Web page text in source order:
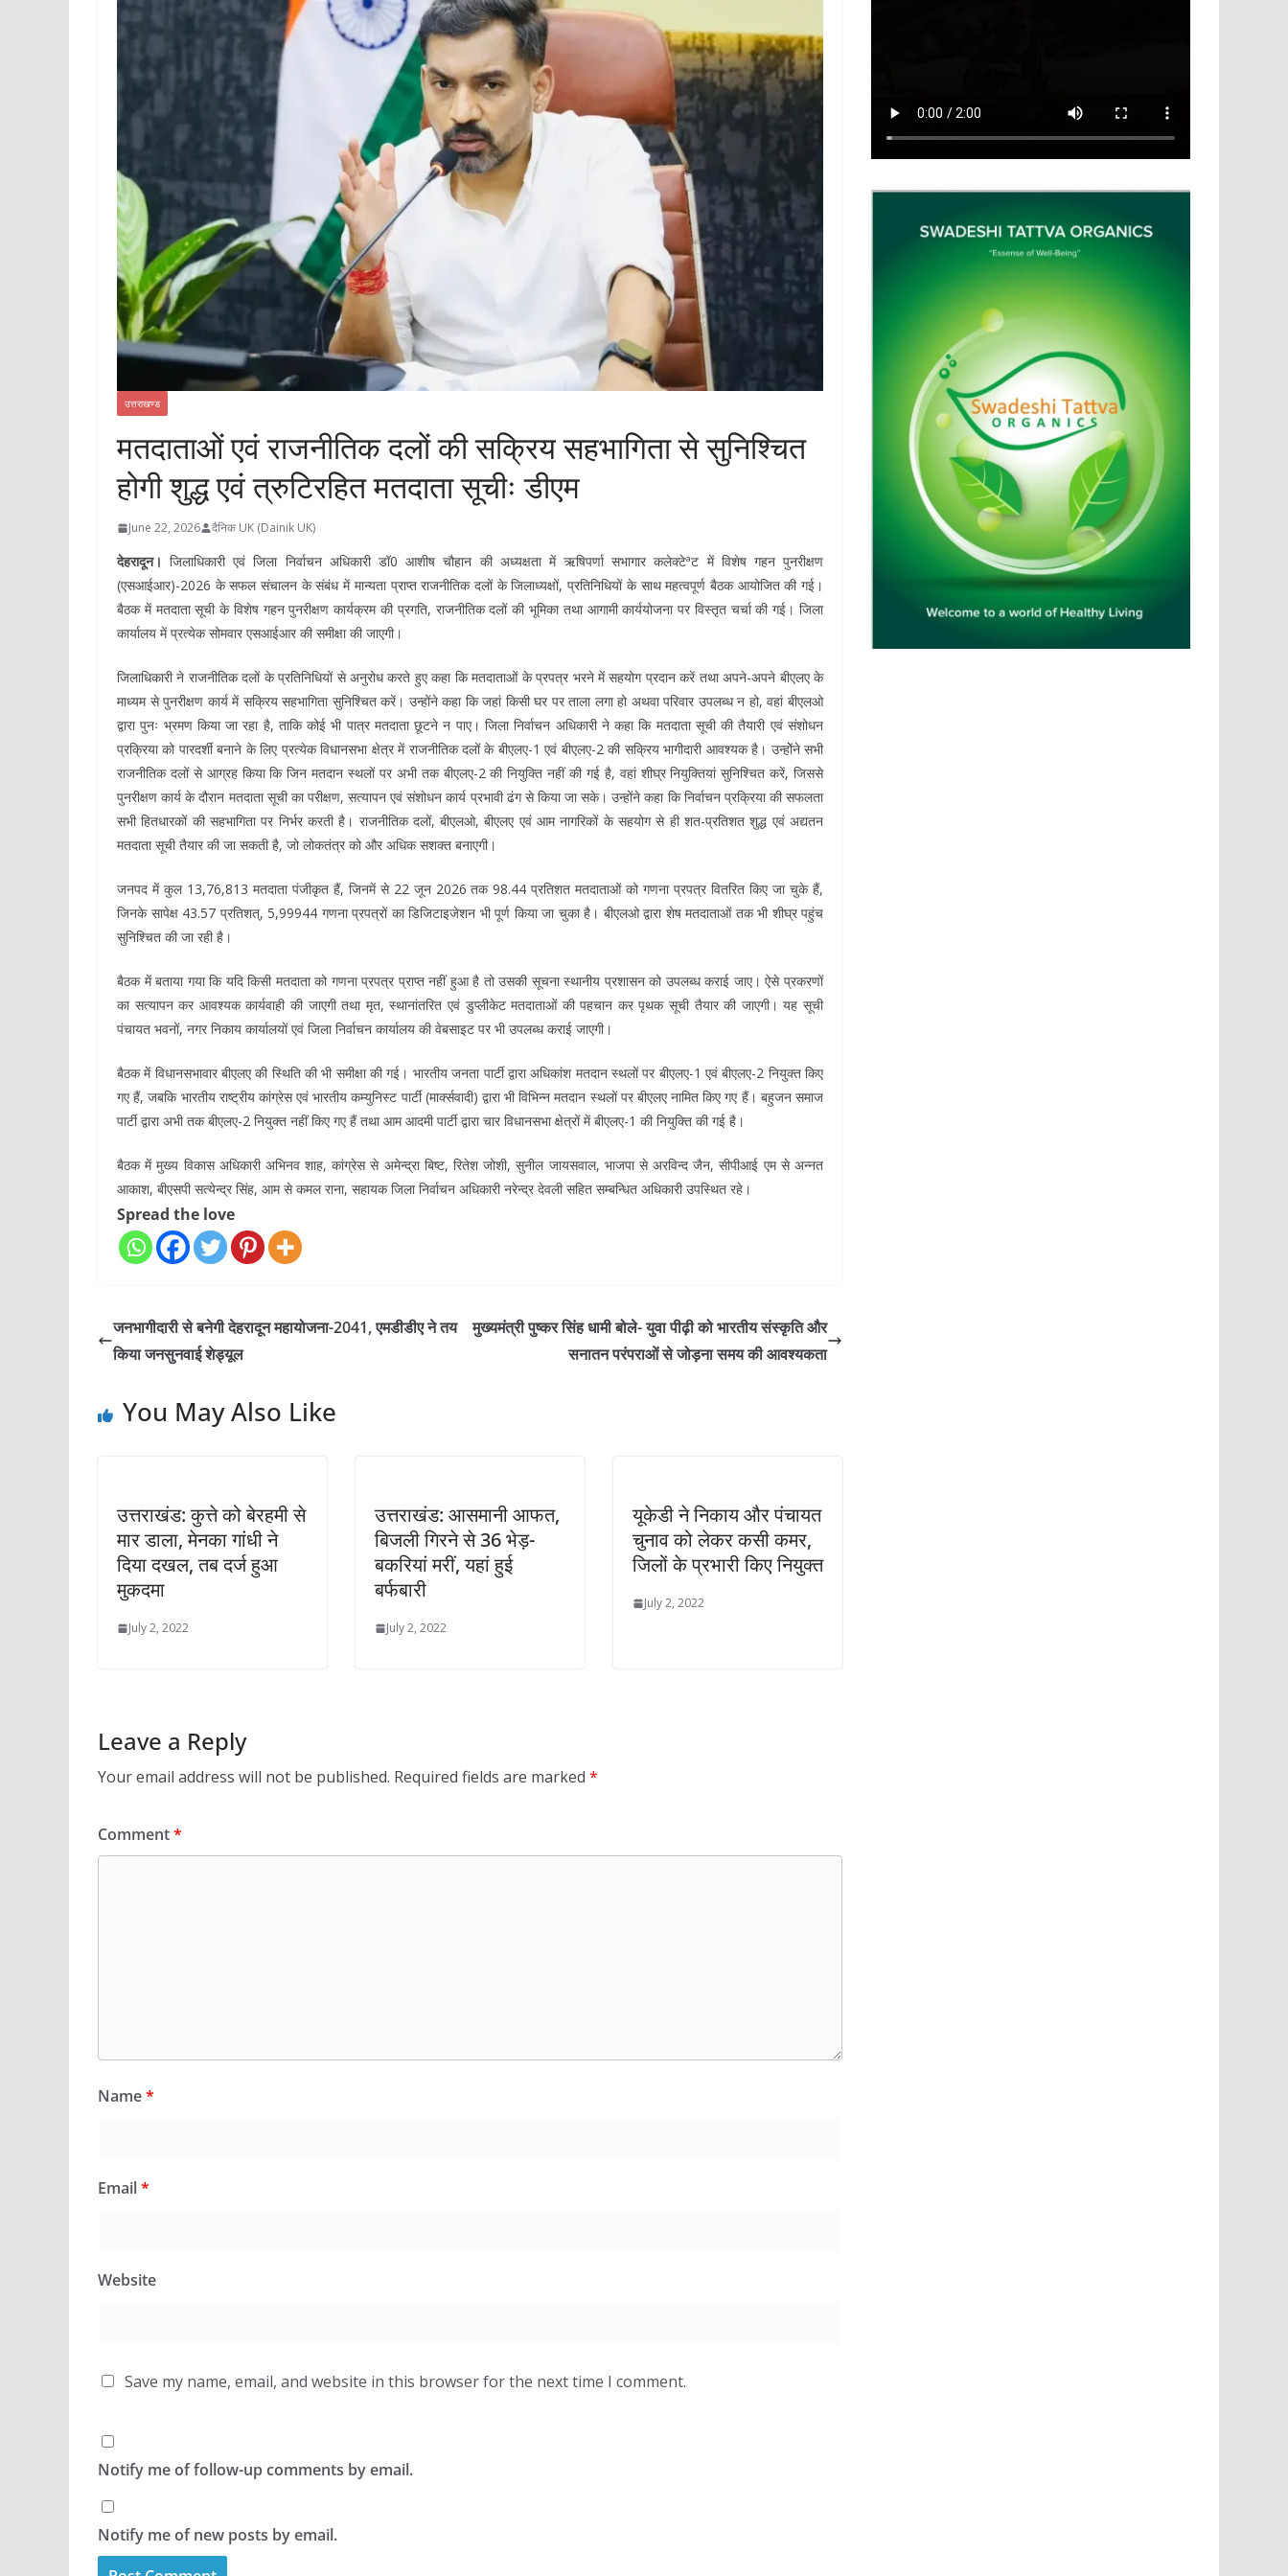
उत्तराखण्ड
मतदाताओं एवं राजनीतिक दलों की सक्रिय सहभागिता से सुनिश्चित
होगी शुद्ध एवं त्रुटिरहित मतदाता सूचीः डीएम
June 22, 2026 दैनिक UK (Dainik UK)
देहरादून। जिलाधिकारी एवं जिला निर्वाचन अधिकारी डॉ0 आशीष चौहान की अध्यक्षता में ऋषिपर्णा सभागार कलेक्टेªट में विशेष गहन पुनरीक्षण
(एसआईआर)-2026 के सफल संचालन के संबंध में मान्यता प्राप्त राजनीतिक दलों के जिलाध्यक्षों, प्रतिनिधियों के साथ महत्वपूर्ण बैठक आयोजित की गई।
बैठक में मतदाता सूची के विशेष गहन पुनरीक्षण कार्यक्रम की प्रगति, राजनीतिक दलों की भूमिका तथा आगामी कार्ययोजना पर विस्तृत चर्चा की गई। जिला
कार्यालय में प्रत्येक सोमवार एसआईआर की समीक्षा की जाएगी।
जिलाधिकारी ने राजनीतिक दलों के प्रतिनिधियों से अनुरोध करते हुए कहा कि मतदाताओं के प्रपत्र भरने में सहयोग प्रदान करें तथा अपने-अपने बीएलए के
माध्यम से पुनरीक्षण कार्य में सक्रिय सहभागिता सुनिश्चित करें। उन्होंने कहा कि जहां किसी घर पर ताला लगा हो अथवा परिवार उपलब्ध न हो, वहां बीएलओ
द्वारा पुनः भ्रमण किया जा रहा है, ताकि कोई भी पात्र मतदाता छूटने न पाए। जिला निर्वाचन अधिकारी ने कहा कि मतदाता सूची की तैयारी एवं संशोधन
प्रक्रिया को पारदर्शी बनाने के लिए प्रत्येक विधानसभा क्षेत्र में राजनीतिक दलों के बीएलए-1 एवं बीएलए-2 की सक्रिय भागीदारी आवश्यक है। उन्होेंने सभी
राजनीतिक दलों से आग्रह किया कि जिन मतदान स्थलों पर अभी तक बीएलए-2 की नियुक्ति नहीं की गई है, वहां शीघ्र नियुक्तियां सुनिश्चित करें, जिससे
पुनरीक्षण कार्य के दौरान मतदाता सूची का परीक्षण, सत्यापन एवं संशोधन कार्य प्रभावी ढंग से किया जा सके। उन्होंने कहा कि निर्वाचन प्रक्रिया की सफलता
सभी हितधारकों की सहभागिता पर निर्भर करती है। राजनीतिक दलों, बीएलओ, बीएलए एवं आम नागरिकों के सहयोग से ही शत-प्रतिशत शुद्ध एवं अद्यतन
मतदाता सूची तैयार की जा सकती है, जो लोकतंत्र को और अधिक सशक्त बनाएगी।
जनपद में कुल 13,76,813 मतदाता पंजीकृत हैं, जिनमें से 22 जून 2026 तक 98.44 प्रतिशत मतदाताओं को गणना प्रपत्र वितरित किए जा चुके हैं,
जिनके सापेक्ष 43.57 प्रतिशत्, 5,99944 गणना प्रपत्रों का डिजिटाइजेशन भी पूर्ण किया जा चुका है। बीएलओ द्वारा शेष मतदाताओं तक भी शीघ्र पहुंच
सुनिश्चित की जा रही है।
बैठक में बताया गया कि यदि किसी मतदाता को गणना प्रपत्र प्राप्त नहीं हुआ है तो उसकी सूचना स्थानीय प्रशासन को उपलब्ध कराई जाए। ऐसे प्रकरणों
का सत्यापन कर आवश्यक कार्यवाही की जाएगी तथा मृत, स्थानांतरित एवं डुप्लीकेट मतदाताओं की पहचान कर पृथक सूची तैयार की जाएगी। यह सूची
पंचायत भवनों, नगर निकाय कार्यालयों एवं जिला निर्वाचन कार्यालय की वेबसाइट पर भी उपलब्ध कराई जाएगी।
बैठक में विधानसभावार बीएलए की स्थिति की भी समीक्षा की गई। भारतीय जनता पार्टी द्वारा अधिकांश मतदान स्थलों पर बीएलए-1 एवं बीएलए-2 नियुक्त किए
गए हैं, जबकि भारतीय राष्ट्रीय कांग्रेस एवं भारतीय कम्युनिस्ट पार्टी (मार्क्सवादी) द्वारा भी विभिन्न मतदान स्थलों पर बीएलए नामित किए गए हैं। बहुजन समाज
पार्टी द्वारा अभी तक बीएलए-2 नियुक्त नहीं किए गए हैं तथा आम आदमी पार्टी द्वारा चार विधानसभा क्षेत्रों में बीएलए-1 की नियुक्ति की गई है।
बैठक में मुख्य विकास अधिकारी अभिनव शाह, कांग्रेस से अमेन्द्रा बिष्ट, रितेश जोशी, सुनील जायसवाल, भाजपा से अरविन्द जैन, सीपीआई एम से अन्नत
आकाश, बीएसपी सत्येन्द्र सिंह, आम से कमल राना, सहायक जिला निर्वाचन अधिकारी नरेन्द्र देवली सहित सम्बन्धित अधिकारी उपस्थित रहे।
Spread the love
जनभागीदारी से बनेगी देहरादून महायोजना-2041, एमडीडीए ने तय
किया जनसुनवाई शेड्यूल
मुख्यमंत्री पुष्कर सिंह धामी बोले- युवा पीढ़ी को भारतीय संस्कृति और
सनातन परंपराओं से जोड़ना समय की आवश्यकता
You May Also Like
उत्तराखंड: कुत्ते को बेरहमी से
मार डाला, मेनका गांधी ने
दिया दखल, तब दर्ज हुआ
मुकदमा
July 2, 2022
उत्तराखंड: आसमानी आफत,
बिजली गिरने से 36 भेड़-
बकरियां मरीं, यहां हुई
बर्फबारी
July 2, 2022
यूकेडी ने निकाय और पंचायत
चुनाव को लेकर कसी कमर,
जिलों के प्रभारी किए नियुक्त
July 2, 2022
Leave a Reply
Your email address will not be published. Required fields are marked *
Comment*
Name*
Email*
Website
Save my name, email, and website in this browser for the next time I comment.
Notify me of follow-up comments by email.
Notify me of new posts by email.